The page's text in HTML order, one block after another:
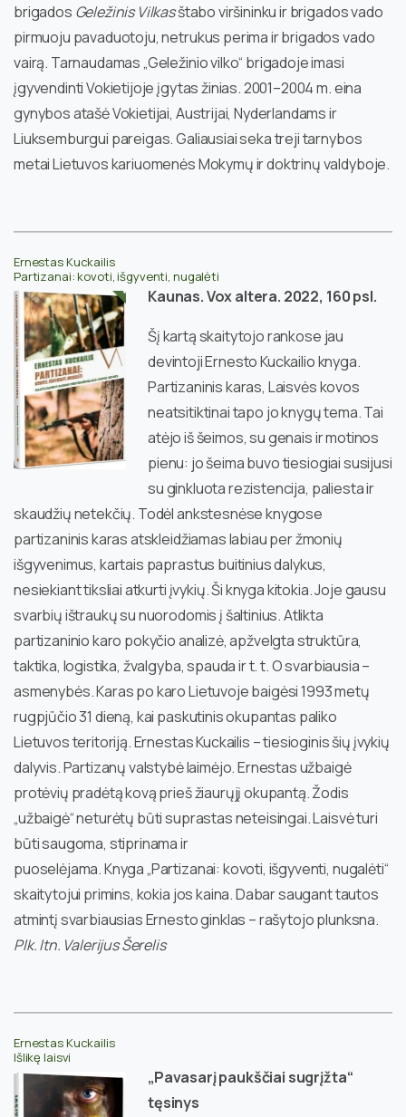
brigados Geležinis Vilkasštabo viršininku ir brigados vado
pirmuoju pavaduotoju, netrukus perima ir brigados vado
vairą. Tarnaudamas „Geležinio vilko“ brigadoje imasi
įgyvendinti Vokietijoje įgytas žinias. 2001–2004 m. eina
gynybos atašė Vokietijai, Austrijai, Nyderlandams ir
Liuksemburgui pareigas. Galiausiai seka treji tarnybos
metai Lietuvos kariuomenės Mokymų ir doktrinų valdyboje.
Ernestas Kuckailis
Partizanai: kovoti, išgyventi, nugalėti
Kaunas. Vox altera. 2022, 160 psl.
Šį kartą skaitytojo rankose jau
devintoji Ernesto Kuckailio knyga.
Partizaninis karas, Laisvės kovos
neatsitiktinai tapo jo knygų tema. Tai
atėjo iš šeimos, su genais ir motinos
pienu: jo šeima buvo tiesiogiai susijusi
su ginkluota rezistencija, paliesta ir
skaudžių netekčių. Todėl ankstesnėse knygose
partizaninis karas atskleidžiamas labiau per žmonių
išgyvenimus, kartais paprastus buitinius dalykus,
nesiekiant tiksliai atkurti įvykių. Ši knyga kitokia. Joje gausu
svarbių ištraukų su nuorodomis į šaltinius. Atlikta
partizaninio karo pokyčio analizė, apžvelgta struktūra,
taktika, logistika, žvalgyba, spauda ir t. t. O svarbiausia –
asmenybės. Karas po karo Lietuvoje baigėsi 1993 metų
rugpjūčio 31 dieną, kai paskutinis okupantas paliko
Lietuvos teritoriją. Ernestas Kuckailis – tiesioginis šių įvykių
dalyvis. Partizanų valstybė laimėjo. Ernestas užbaigė
protėvių pradėtą kovą prieš žiaurųjį okupantą. Žodis
„užbaigė“ neturėtų būti suprastas neteisingai. Laisvė turi
būti saugoma, stiprinama ir
puoselėjama. Knyga „Partizanai: kovoti, išgyventi, nugalėti“
skaitytojui primins, kokia jos kaina. Dabar saugant tautos
atmintį svarbiausias Ernesto ginklas – rašytojo plunksna.
Plk. ltn. Valerijus Šerelis
Ernestas Kuckailis
Išlikę laisvi
„Pavasarį paukščiai sugrįžta“
tęsinys